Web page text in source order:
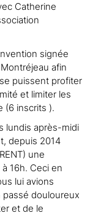
Catherine
signée
afin
puissent profiter
et limiter les
(6 inscrits ).
lundis après-midi
depuis 2014
une
16h. Ceci en
lui avions
douloureux
et de le